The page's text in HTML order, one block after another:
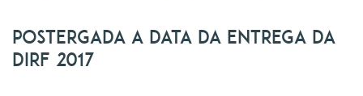
POSTERGADA A DATA DA ENTREGA DA
DIRF 2017